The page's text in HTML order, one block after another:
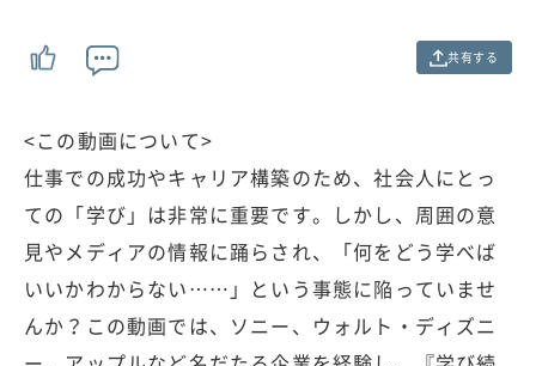
共有する
<この動画について>
仕事での成功やキャリア構築のため、社会人にとっ
ての「学び」は非常に重要です。しかし、周囲の意
見やメディアの情報に踊らされ、「何をどう学べば
いいかわからない……」という事態に陥っていませ
んか？この動画では、ソニー、ウォルト・ディズニ